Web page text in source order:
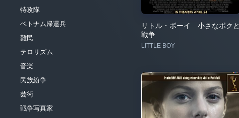
特攻隊
ベトナム帰還兵
難民
テロリズム
音楽
民族紛争
芸術
戦争写真家
リトル・ボーイ 小さなボクと
戦争
LITTLE BOY